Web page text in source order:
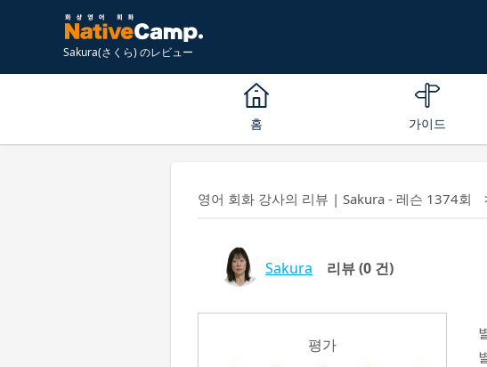
Sakura(さくら) のレビュー
홈 가이드
영어 회화 강사의 리뷰 | Sakura - 레슨 1374회
Sakura 리뷰(0 건)
평가